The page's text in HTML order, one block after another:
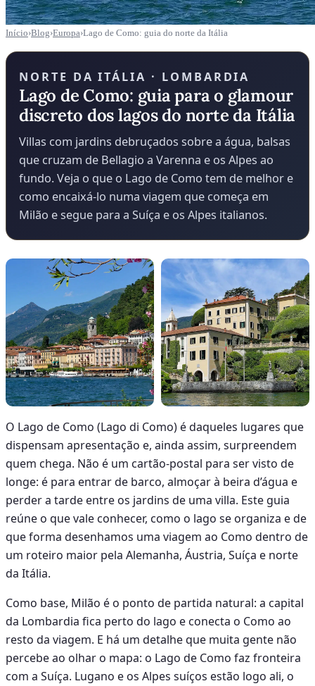
Início›Blog›Europa›Lago de Como: guia do norte da Itália
NORTE DA ITÁLIA · LOMBARDIA
Lago de Como: guia para o glamour
discreto dos lagos do norte da Itália
Villas com jardins debruçados sobre a água, balsas
que cruzam de Bellagio a Varenna e os Alpes ao
fundo. Veja o que o Lago de Como tem de melhor e
como encaixá-lo numa viagem que começa em
Milão e segue para a Suíça e os Alpes italianos.
O Lago de Como (Lago di Como) é daqueles lugares que
dispensam apresentação e, ainda assim, surpreendem
quem chega. Não é um cartão-postal para ser visto de
longe: é para entrar de barco, almoçar à beira d’água e
perder a tarde entre os jardins de uma villa. Este guia
reúne o que vale conhecer, como o lago se organiza e de
que forma desenhamos uma viagem ao Como dentro de
um roteiro maior pela Alemanha, Áustria, Suíça e norte
da Itália.
Como base, Milão é o ponto de partida natural: a capital
da Lombardia fica perto do lago e conecta o Como ao
resto da viagem. E há um detalhe que muita gente não
percebe ao olhar o mapa: o Lago de Como faz fronteira
com a Suíça. Lugano e os Alpes suíços estão logo ali, o